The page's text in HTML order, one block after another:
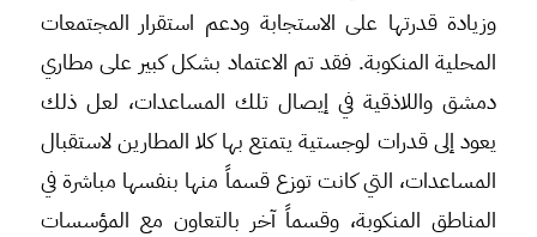
وزيادة قدرتها على الاستجابة ودعم استقرار المجتمعات
المحلية المنكوبة. فقد تم الاعتماد بشكل كبير على مطاري
دمشق واللاذقية في إيصال تلك المساعدات، لعل ذلك
يعود إلى قدرات لوجستية يتمتع بها كلا المطارين لاستقبال
المساعدات، التي كانت توزع قسماً منها بنفسها مباشرة في
المناطق المنكوبة، وقسماً آخر بالتعاون مع المؤسسات